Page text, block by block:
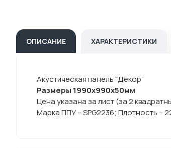
ОПИСАНИЕ ХАРАКТЕРИСТИКИ
Акустическая панель “Декор”
Размеры 1990х990х50мм
Цена указана за лист (за 2
Марка ППУ – SPG2236; Плотность –